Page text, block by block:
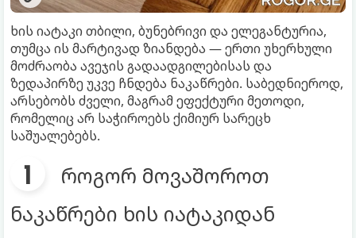
ხის იატაკი თბილი, ბუნებრივი და ელეგანტურია,
თუმცა ის მარტივად ზიანდება — ერთი უხერხული
მოძრაობა ავეჯის გადაადგილებისას და
ზედაპირზე უკვე ჩნდება ნაკაწრები. საბედნიეროდ,
არსებობს ძველი, მაგრამ ეფექტური მეთოდი,
რომელიც არ საჭიროებს ქიმიურ სარეცხ
საშუალებებს.
როგორ მოვაშოროთ
ნაკაწრები ხის იატაკიდან